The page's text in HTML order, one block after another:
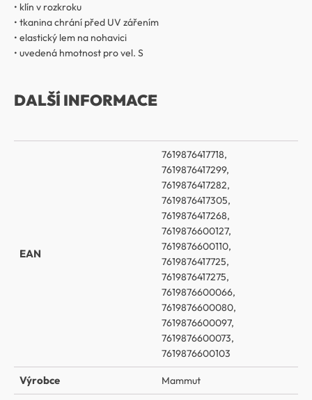
• klín v rozkroku
• tkanina chrání před UV zářením
• elastický lem na nohavici
• uvedená hmotnost pro vel. S
DALŠÍ INFORMACE
EAN
7619876417718,
7619876417299,
7619876417282,
7619876417305,
7619876417268,
7619876600127,
7619876600110,
7619876417725,
7619876417275,
7619876600066,
7619876600080,
7619876600097,
7619876600073,
7619876600103
Výrobce Mammut